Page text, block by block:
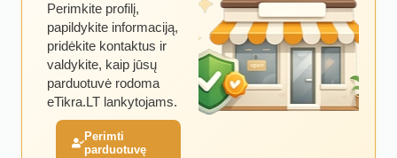
Perimkite profilį,
papildykite informaciją,
pridėkite kontaktus ir
valdykite, kaip jūsų
parduotuvė rodoma
eTikra.LT lankytojams.
Perimti
parduotuvę